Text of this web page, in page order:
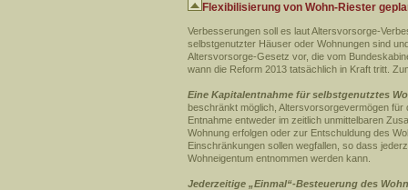
Flexibilisierung von Wohn-Riester
Verbesserungen soll es laut Altersvorsorge-
selbstgenutzter Häuser oder Wohnungen sind
Altersvorsorge-Gesetz vor, die vom
wann die Reform 2013 tatsächlich in Kraft tritt.
Eine Kapitalentnahme für selbstgenutztes
beschränkt möglich, Altersvorsorgevermögen
Entnahme entweder im zeitlich unmittelbaren
Wohnung erfolgen oder zur Entschuldung des
Einschränkungen sollen wegfallen, so dass
Wohneigentum entnommen werden kann.
Jederzeitige „Einmal“-Besteuerung des